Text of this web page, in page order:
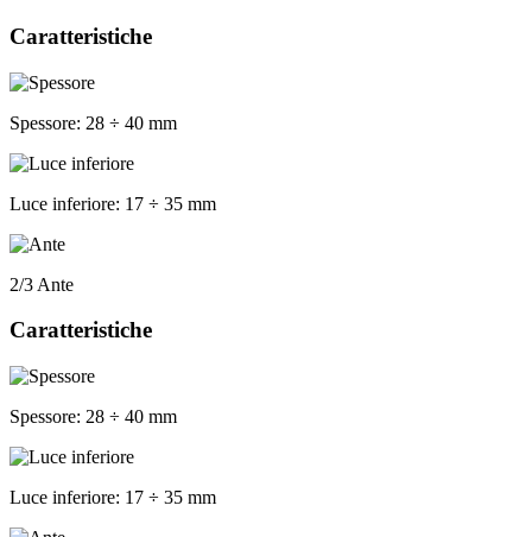
Caratteristiche
Spessore: 28 ÷ 40 mm
Luce inferiore: 17 ÷ 35 mm
2/3 Ante
Caratteristiche
Spessore: 28 ÷ 40 mm
Luce inferiore: 17 ÷ 35 mm